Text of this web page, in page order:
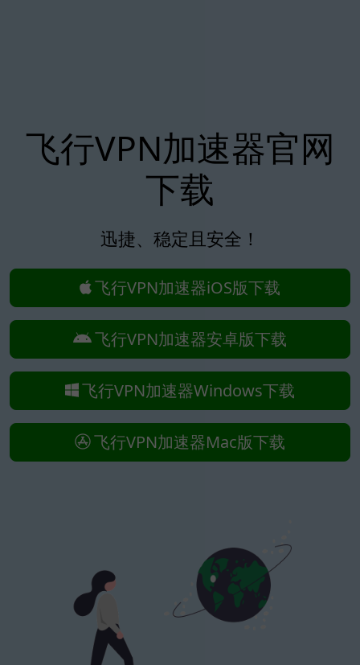
飞行VPN加速器官网
下载
迅捷、稳定且安全！
飞行VPN加速器iOS版下载
飞行VPN加速器安卓版下载
飞行VPN加速器Windows下载
飞行VPN加速器Mac版下载